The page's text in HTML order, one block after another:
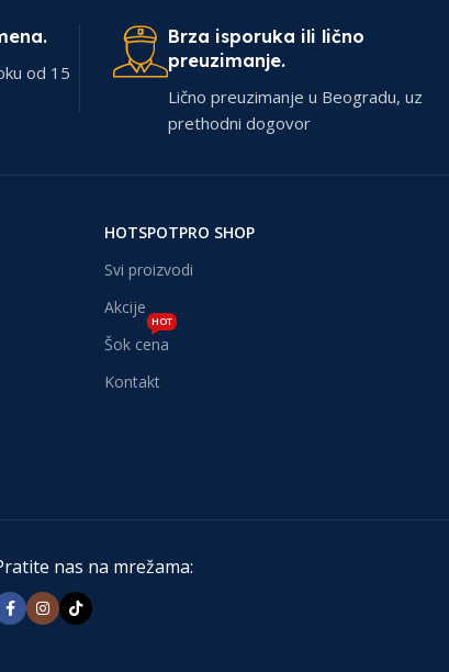
od 15
Brza isporuka ili lično
preuzimanje.
Lično preuzimanje u Beogradu, uz
prethodni dogovor
HOTSPOTPRO SHOP
Svi proizvodi
Akcije
Šok cena
HOT
Kontakt
nas na mrežama: